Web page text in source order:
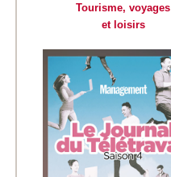
Tourisme, voyages
et loisirs